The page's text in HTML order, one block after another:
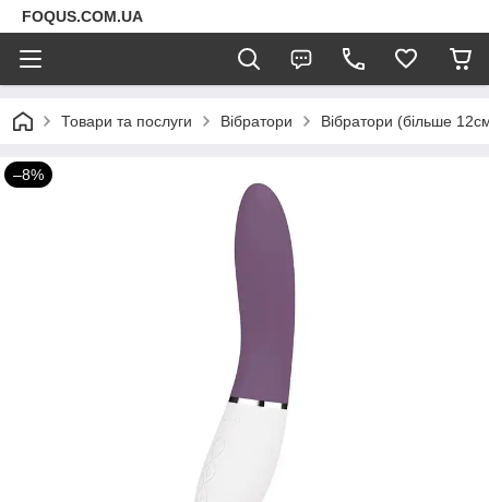
FOQUS.COM.UA
Товари та послуги Вібратори Вібратори (більше
–8%